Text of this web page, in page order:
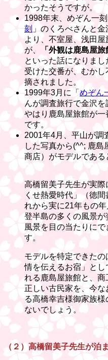
かったそうですが。
1998年末、めぞん一刻
刻 」のくろべさんと
より、不室屋、浅田
が、
「外観は鹿島屋
といった話になりま
受けた交番が、むか
摘されました。
1999年3月に「 めぞん
んが調査旅行で金沢を
やはり鹿島屋旅館が一
です。
2001年4月、平山が調
した写真から(^^; 鹿
商店）がモデルである
高橋留美子先生が実
くせ熱愛時代」（徳
れから実に21年もの
登半島の多くの風景
風景を目の当たりに
す。
モデルを特定できた
情を伝えるお宿」と
れる鹿島屋旅館と、
正しい古民家を、今
る高橋幸吉様御家族
ないでしょう。
（２）高橋留美子先生が泊